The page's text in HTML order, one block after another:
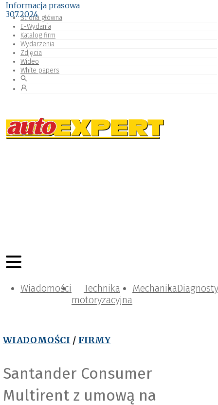
Strona główna
E-Wydania
Katalog firm
Wydarzenia
Zdjęcia
Wideo
White papers
Wiadomości
Technika
motoryzacyjna
Mechanika
WIADOMOŚCI / FIRMY
Santander Consumer
Multirent z umową na
Informacja prasowa
30.7.2024